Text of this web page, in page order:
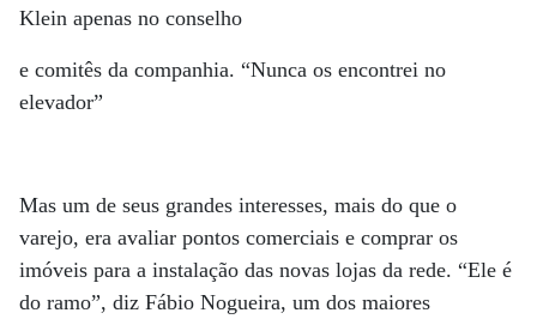
Klein apenas no conselho
e comitês da companhia. “Nunca os encontrei no
elevador”
Mas um de seus grandes interesses, mais do que o
varejo, era avaliar pontos comerciais e comprar os
imóveis para a instalação das novas lojas da rede. “Ele é
do ramo”, diz Fábio Nogueira, um dos maiores